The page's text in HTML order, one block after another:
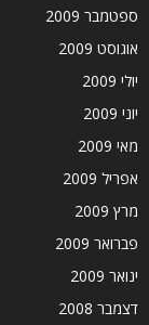
ספטמבר 2009
אוגוסט 2009
יולי 2009
יוני 2009
מאי 2009
אפריל 2009
מרץ 2009
פברואר 2009
ינואר 2009
דצמבר 2008